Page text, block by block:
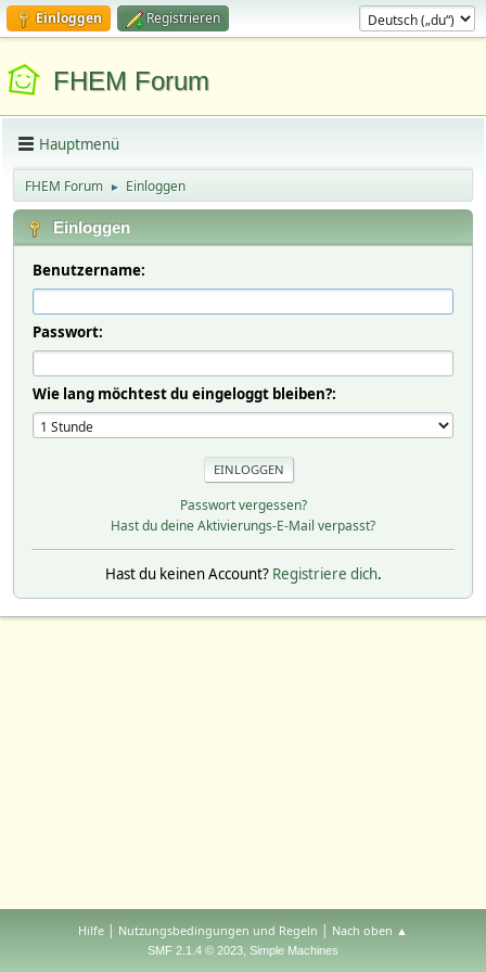
Einloggen Registrieren
FHEM Forum
Hauptmenü
FHEM Forum ► Einloggen
Einloggen
Benutzername:
Passwort:
Wie lang möchtest du eingeloggt bleiben?:
Passwort vergessen?
Hast du deine Aktivierungs-E-Mail verpasst?
Hast du keinen Account? Registriere dich.
Hilfe | Nutzungsbedingungen und Regeln | Nach oben ▲
SMF 2.1.4 © 2023, Simple Machines